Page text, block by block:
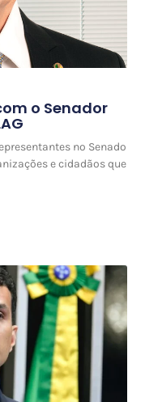
o Senador
no Senado
e cidadãos que